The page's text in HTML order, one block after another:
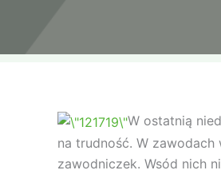
W ostatnią
na trudność. W zawodach
zawodniczek. Wsód nich